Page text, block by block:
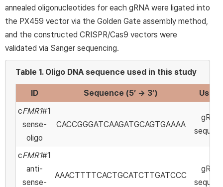
annealed oligonucleotides for each gRNA were ligated into
the PX459 vector via the Golden Gate assembly method,
and the constructed CRISPR/Cas9 vectors were
validated via Sanger sequencing.
Table 1. Oligo DNA sequence used in this study
ID Sequence (5’ → 3’)
Usage
cFMR1#1
sense-
oligo
CACCGGGATCAAGATGCAGTGAAAA
gRNA
cFMR1#1
anti-
sense-
AAACTTTTCACTGCATCTTGATCCC
gRNA